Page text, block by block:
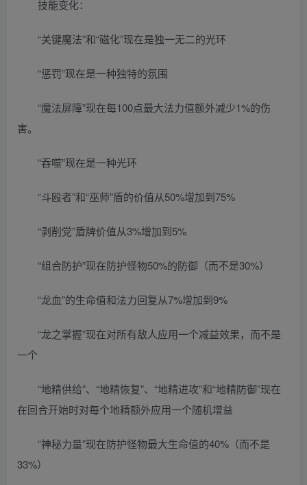
技能变化：
“关键魔法”和“磁化”现在是独一无二的光环
“惩罚”现在是一种独特的氛围
“魔法屏障”现在每100点最大法力值额外减少1%的伤
害。
“吞噬”现在是一种光环
“斗殴者”和“巫师”盾的价值从50%增加到75%
“剥削党”盾牌价值从3%增加到5%
“组合防护”现在防护怪物50%的防御（而不是30%）
“龙血”的生命值和法力回复从7%增加到9%
“龙之掌握”现在对所有敌人应用一个减益效果，而不是
一个
“地精供给”、“地精恢复”、“地精进攻”和“地精防御”现在
在回合开始时对每个地精额外应用一个随机增益
“神秘力量”现在防护怪物最大生命值的40%（而不是
33%）